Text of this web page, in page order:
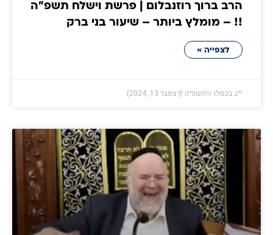
הרב ברוך רוזנבלום | פרשת וישלח תשפ״ה
!! – מומלץ ביותר – שיעור בני ברק
לצפייה »
י״ב בכסלו ה׳תשפ״ה (דצמבר 13, 2024)